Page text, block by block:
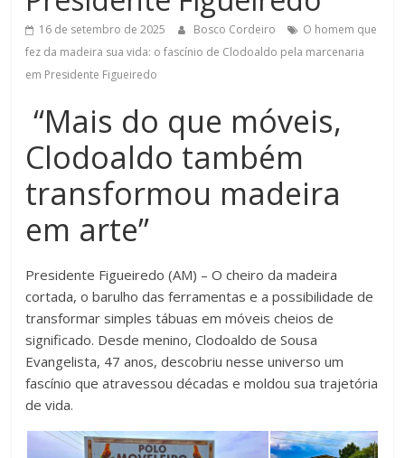
16 de setembro de 2025 Bosco Cordeiro
O homem que
fez da madeira sua vida: o fascínio de Clodoaldo pela marcenaria
em Presidente Figueiredo
“Mais do que móveis,
Clodoaldo também
transformou madeira
em arte”
Presidente Figueiredo (AM) – O cheiro da madeira
cortada, o barulho das ferramentas e a possibilidade de
transformar simples tábuas em móveis cheios de
significado. Desde menino, Clodoaldo de Sousa
Evangelista, 47 anos, descobriu nesse universo um
fascínio que atravessou décadas e moldou sua trajetória
de vida.